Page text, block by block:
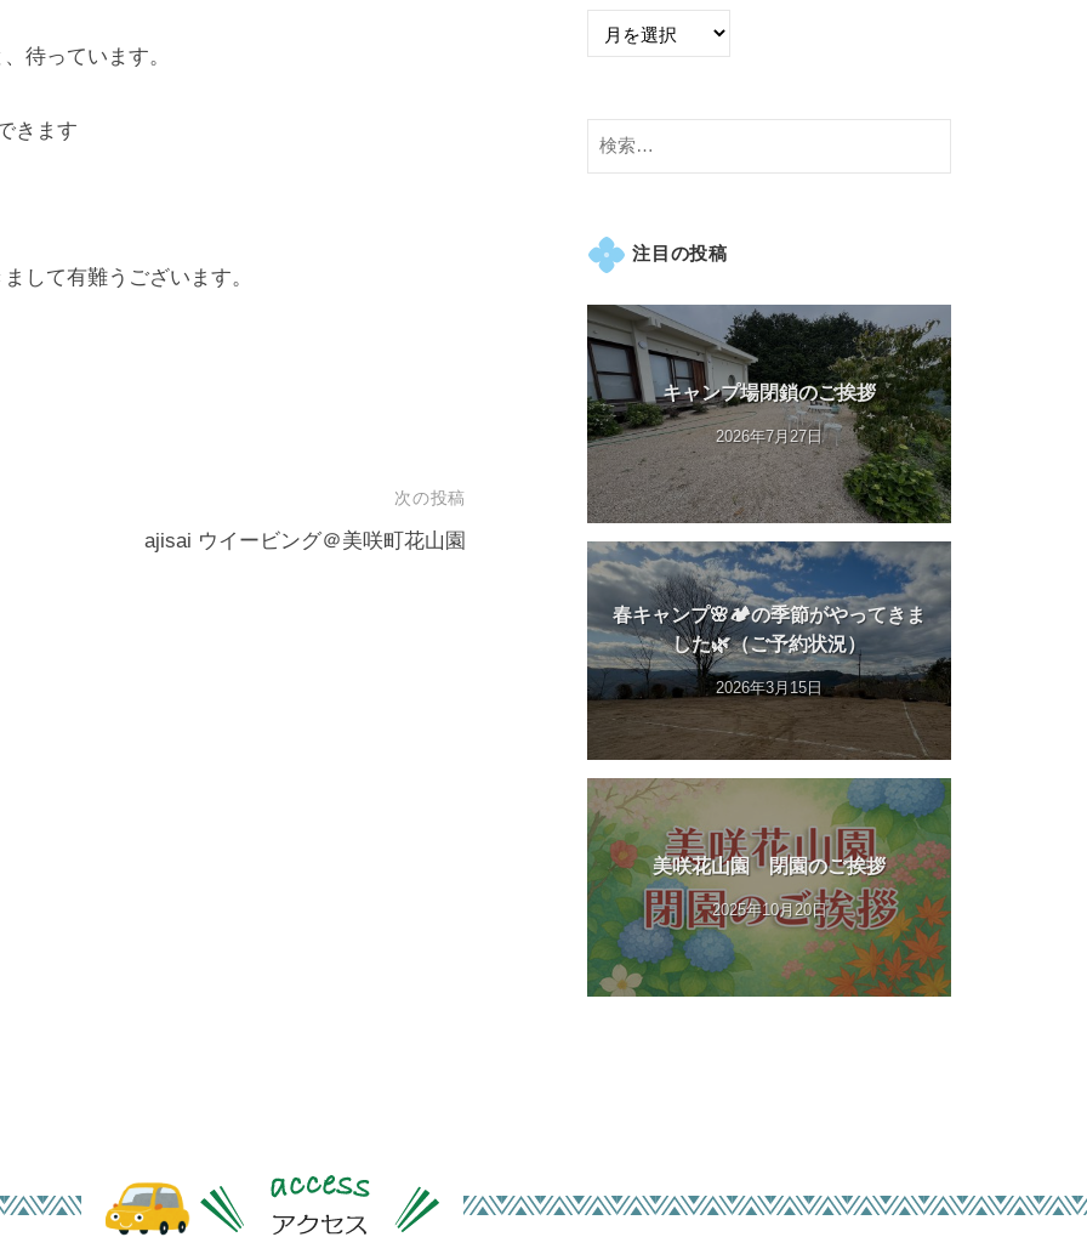
待っています。
きます
して有難うございます。
次の投稿
ajisai ウイービング＠美咲町花山園
検
注目の投稿
キャンプ場閉鎖のご挨拶
2026年7月27日
春キャンプ🌸🏕️の季節がやってきま
した🌿（ご予約状況）
2026年3月15日
美咲花山園 閉園のご挨拶
2025年10月20日